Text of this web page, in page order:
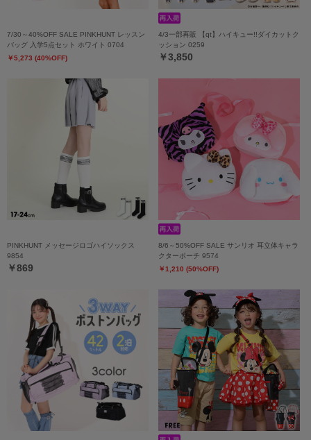
7/30～40%OFF SALE PINKHUNT レッスン
バッグ 入学5点セット ホワイト 0704
￥5,273 (40%OFF)
4/3一部再販 【qt】ハイキュー!!ダイカットク
ッション 0259
￥3,850
PINKHUNT メッセージロゴハイソックス
9854
￥869
8/6～50%OFF SALE サンリオ 耳立体キャラ
クターポーチ 9574
￥1,210 (50%OFF)